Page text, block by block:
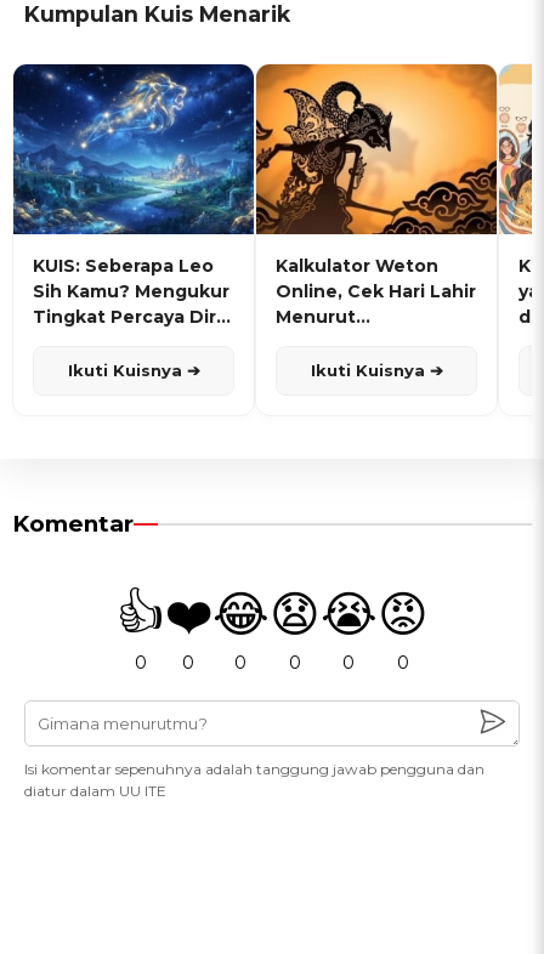
Kumpulan Kuis Menarik
KUIS: Seberapa Leo
Sih Kamu? Mengukur
Tingkat Percaya Diri
Ikuti Kuisnya ➔
Kalkulator Weton
Online, Cek Hari Lahir
Menurut
Ikuti Kuisnya ➔
Komentar
👍
0
❤️
0
😂
0
😧
0
😭
0
😡
0
Isi komentar sepenuhnya adalah tanggung jawab pengguna dan
diatur dalam UU ITE